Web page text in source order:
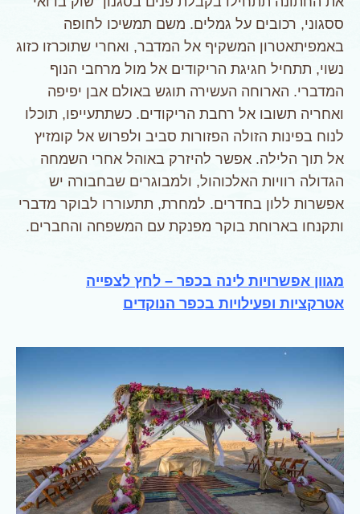
ססגוני, רכובים על גמלים. משם תמשיכו לחופה
באמפיתאטרון המשקיף אל המדבר, ואחרי שתוכרזו כזוג
נשוי, תתחיל חגיגת הריקודים אל מול מרחבי הנוף
המדברי. הארוחה העשירה תוגש באולם אבן יפיפה
ואחריה תשובו אל רחבת הריקודים. כשתתעייפו, תוכלו
לנוח בפינות הזולה הפזורות סביב ולפרוש אל קומזיץ
אל תוך הלילה. אפשר להיזרק באוהל אחרי השמחה
הגדולה רוויות האלכוהול, ולמבוגרים שבחבורה יש
אפשרות ללון בחדרים. למחרת, תתעוררו לבוקר מדברי
ותקנחו בארוחת בוקר מפנקת עם המשפחה והחברים.
מגוון אפשרויות לינה בכפר – לחץ לצפייה
אטרקציות ופעילויות בכפר הנוקדים